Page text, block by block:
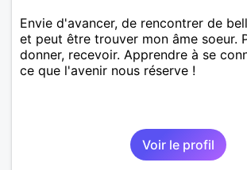
Envie d'avancer, de rencontrer de
et peut être trouver mon âme soeur.
donner, recevoir. Apprendre à se
ce que l'avenir nous réserve !
Voir le profil